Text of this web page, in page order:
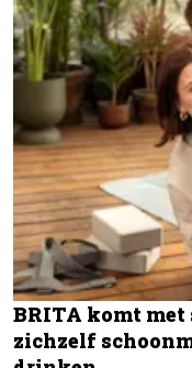
BRITA komt
zichzelf